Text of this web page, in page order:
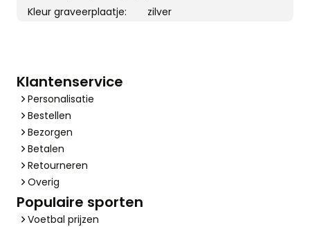
Kleur graveerplaatje:
zilver
Klantenservice
Personalisatie
Bestellen
Bezorgen
Betalen
Retourneren
Overig
Populaire sporten
Voetbal prijzen